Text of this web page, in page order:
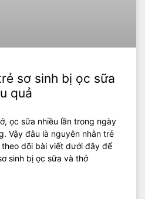
sơ sinh bị ọc sữa
quả
ọc sữa nhiều lần trong ngày
Vậy đâu là nguyên nhân trẻ
dõi bài viết dưới đây để
sinh bị ọc sữa và thở